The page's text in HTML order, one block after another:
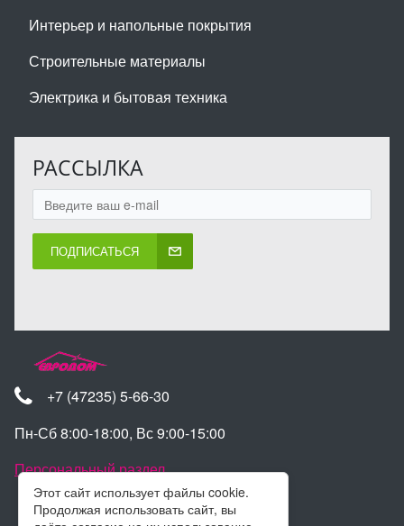
Этот сайт использует файлы cookie.
Продолжая использовать сайт, вы
Интерьер и напольные покрытия
Строительные материалы
Электрика и бытовая техника
РАССЫЛКА
ПОДПИСАТЬСЯ
+7 (47235) 5-66-30
Пн-Сб 8:00-18:00, Вс 9:00-15:00
Персональный раздел